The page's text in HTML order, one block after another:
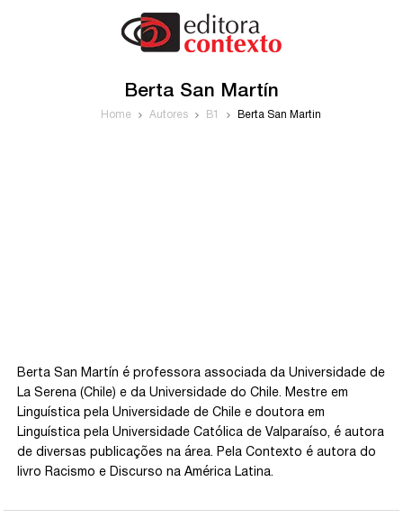
Berta San Martín
Home Autores B1 Berta San Martín
Berta San Martín é professora associada da Universidade de
La Serena (Chile) e da Universidade do Chile. Mestre em
Linguística pela Universidade de Chile e doutora em
Linguística pela Universidade Católica de Valparaíso, é autora
de diversas publicações na área. Pela Contexto é autora do
livro Racismo e Discurso na América Latina.